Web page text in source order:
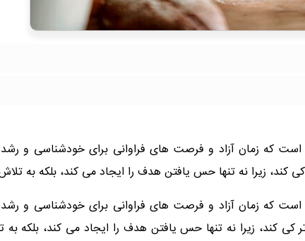
است که زمان آزاد و فرصت های فراوانی برای خودشناسی و
نه تنها حس یافتن هدف را ایجاد می کند، بلکه به تلاش
است که زمان آزاد و فرصت های فراوانی برای خودشناسی و
زیرا نه تنها حس یافتن هدف را ایجاد می کند، بلکه به